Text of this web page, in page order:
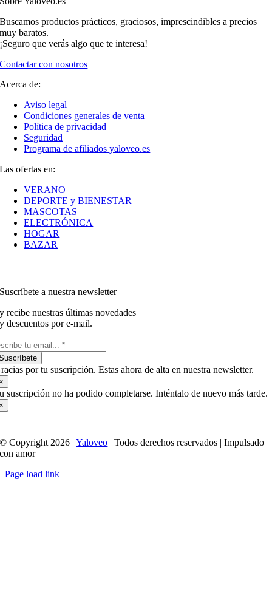
Buscamos productos prácticos, graciosos, imprescindibles a precios
muy baratos.
¡Seguro que verás algo que te interesa!
Contactar con nosotros
Acerca de:
Aviso legal
Condiciones generales de venta
Política de privacidad
Seguridad
Programa de afiliados yaloveo.es
Las ofertas en:
VERANO
DEPORTE y BIENESTAR
MASCOTAS
ELECTRÓNICA
HOGAR
BAZAR
Suscríbete a nuestra newsletter
y recibe nuestras últimas novedades
y descuentos por e-mail.
por tu suscripción. Estas ahora de alta en nuestra newsletter.
suscripción no ha podido completarse. Inténtalo de nuevo más tarde.
© Copyright 2026 |Yaloveo | Todos derechos reservados | Impulsado
con amor
Page load link